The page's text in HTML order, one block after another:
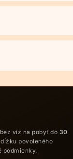
víz na pobyt do 30
povoleného
podmienky.